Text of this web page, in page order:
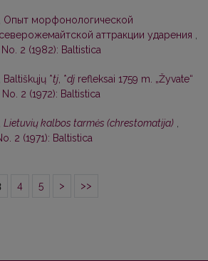
Опыт морфонологической
аттракции ударения ,
2 (1982): Baltistica
Baltiškųjų *tj, *dj refleksai 1759 m. „Žyvate“
2 (1972): Baltistica
Lietuvių kalbos tarmės (chrestomatija) ,
2 (1971): Baltistica
4 5 > >>